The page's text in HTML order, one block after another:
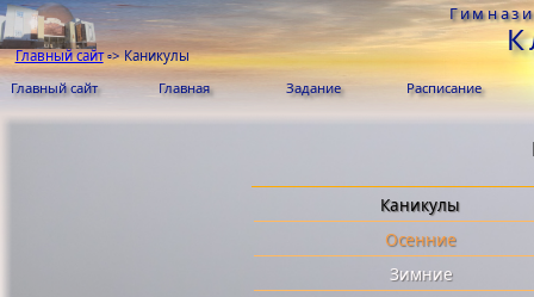
Главный сайт▫>Каникулы
Главный сайт
Главная Задание Расписание
Каникулы
Осенние
Зимние